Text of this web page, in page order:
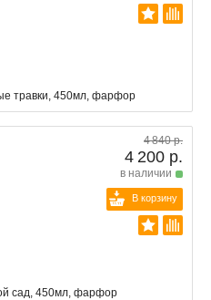
травки, 450мл, фарфор
4 840 р.
4 200 р.
в наличии
В корзину
сад, 450мл, фарфор